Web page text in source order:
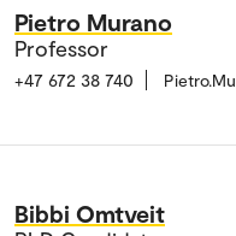
Pietro Murano
Professor
+47 672 38 740
Bibbi Omtveit